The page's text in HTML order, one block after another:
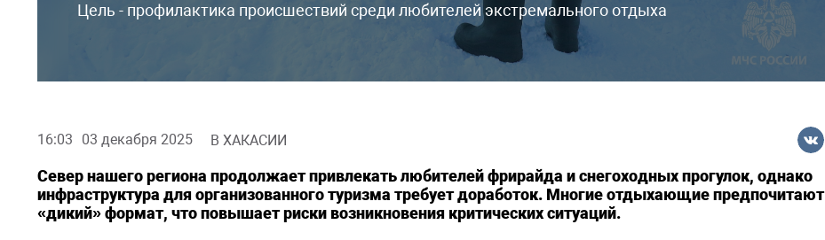
Цель - профилактика происшествий среди любителей экстремального отдыха
16:03 03 декабря 2025 В ХАКАСИИ
Север нашего региона продолжает привлекать любителей фрирайда и снегоходных прогулок, однако
инфраструктура для организованного туризма требует доработок. Многие отдыхающие предпочитают
«дикий» формат, что повышает риски возникновения критических ситуаций.